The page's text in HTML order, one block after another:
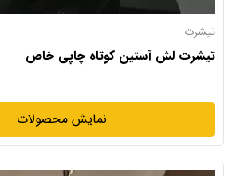
تیشرت
تیشرت لش آستین کوتاه چاپی خاص
نمایش محصولات